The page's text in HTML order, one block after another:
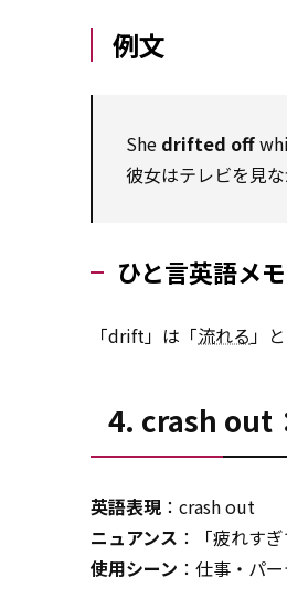
例文
She drifted off
彼女はテレビを見
ひと言英語メモ
「drift」は「流れる 」
4. crash out
英語表現 ：crash out
ニュアンス ：「疲れす
使用シーン ：仕事・パ